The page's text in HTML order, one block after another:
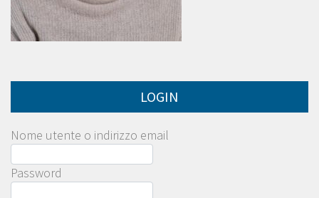
LOGIN
Nome utente o indirizzo email
Password